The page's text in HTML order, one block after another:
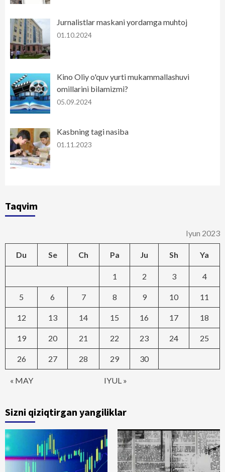
Jurnalistlar maskani yordamga muhtoj
01.10.2024
Kino Oliy o'quv yurti mukammallashuvi
omillarini bilamizmi?
05.09.2024
Kasbning tagi nasiba
01.11.2023
Taqvim
Iyun 2023
Du Se Ch Pa Ju Sh Ya
« MAY IYUL »
1 2 3 4
5 6 7 8 9 10 11
12 13 14 15 16 17 18
19 20 21 22 23 24 25
26 27 28 29 30
Sizni qiziqtirgan yangiliklar